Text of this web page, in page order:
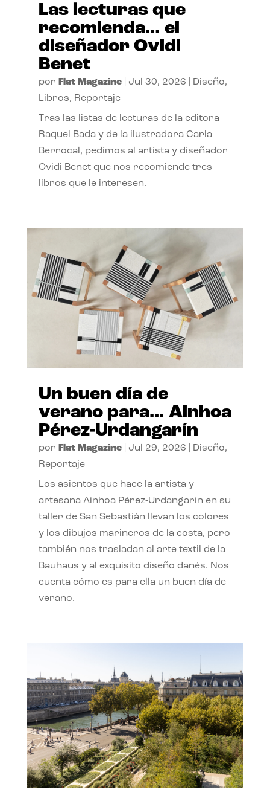
Las lecturas que
recomienda… el
diseñador Ovidi
Benet
por Flat Magazine| Jul 30, 2026 Diseño,
Libros, Reportaje
Tras las listas de lecturas de la editora
Raquel Bada y de la ilustradora Carla
Berrocal, pedimos al artista y diseñador
Ovidi Benet que nos recomiende tres
libros que le interesen.
Un buen día de
verano para… Ainhoa
Pérez-Urdangarín
por Flat Magazine| Jul 29, 2026 Diseño,
Reportaje
Los asientos que hace la artista y
artesana Ainhoa Pérez-Urdangarín en su
taller de San Sebastián llevan los colores
y los dibujos marineros de la costa, pero
también nos trasladan al arte textil de la
Bauhaus y al exquisito diseño danés. Nos
cuenta cómo es para ella un buen día de
verano.